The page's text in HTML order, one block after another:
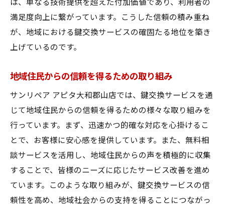
は、単なる技術提供を超えた付加価値であり、利用者の
満足度向上に繋がっています。こうした信頼の積み重ね
が、地域における鍵交換サービスの確固たる地位を築き
上げているのです。
地域住民からの信頼を得るための取り組み
サンリペア アピタ大和郡山店では、鍵交換サービスを通
じて地域住民からの信頼を得るための様々な取り組みを
行っています。まず、迅速かつ的確な対応を心掛けるこ
とで、お客様に安心感を提供しています。また、無料相
談サービスを活用し、地域住民からの声を積極的に収集
することで、皆様のニーズに応じたサービス改善を進め
ています。このような取り組みが、鍵交換サービスの信
頼性を高め、地域社会からの支持を得ることにつながっ